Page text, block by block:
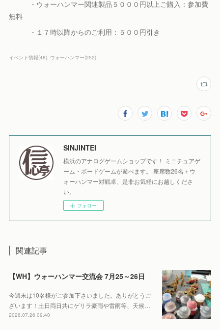
・ウォーハンマー関連製品５０００円以上ご購入：参加費
無料
・１７時以降からのご利用：５００円引き
イベント情報(48) ウォーハンマー(252)
SINJINTEI
横浜のアナログゲームショップです！ ミニチュアゲ
ーム・ボードゲームが遊べます。 座席数26名＋ウ
ォーハンマー対戦卓、是非お気軽にお越しくださ
い。
フォロー
関連記事
【WH】ウォーハンマー交流会 7月25～26日
今週末は10名様がご参加下さいました。ありがとうご
ざいます！土日両日共にゲリラ豪雨や雷雨等、天候…
2026.07.26 09:40